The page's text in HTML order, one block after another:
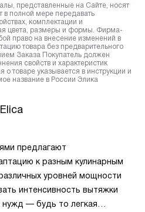
представленные на Сайте, носят
в полной мере передавать
комплектации и
цвета, размеры и формы. Фирма-
право на внесение изменений в
товара без предварительного
Заказа Покупатель должен
свойств и характеристик
товаре указывается в инструкции и
название в России Элика
предлагают
к разным кулинарным
уровней мощности
интенсивность вытяжки
нужд — будь то легкая